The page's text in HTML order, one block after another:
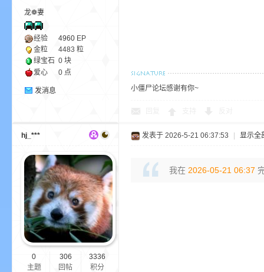
龙❁妻
经验 4960 EP
金粒
4483 粒
绿宝石 0 块
爱心
0 点
发消息 小僵尸论坛感谢有你~
hj_***
0
主题
306
回帖
3336
积分
发表于 2026-5-21 06:37:53 显示全
我在 2026-05-21 06:37